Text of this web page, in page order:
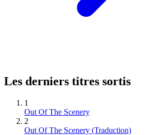
Les derniers titres sortis
1
Out Of The Scenery
2
Out Of The Scenery (Traduction)